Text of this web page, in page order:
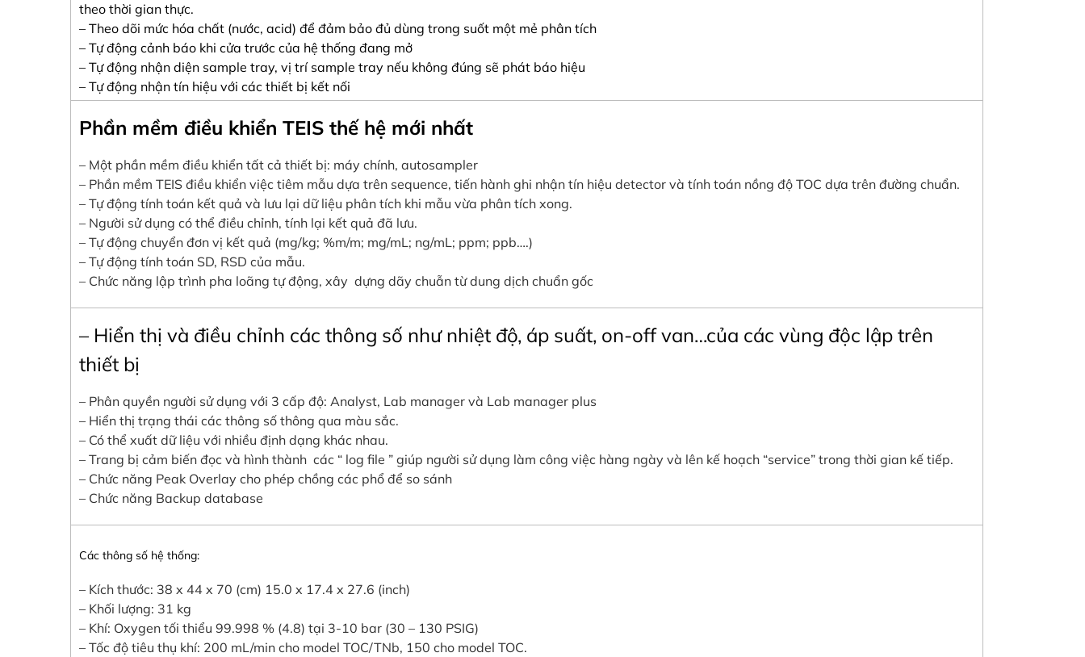
theo thời gian thực.
– Theo dõi mức hóa chất (nước, acid) để đảm bảo đủ dùng trong suốt một mẻ phân tích
– Tự động cảnh báo khi cửa trước của hệ thống đang mở
– Tự động nhận diện sample tray, vị trí sample tray nếu không đúng sẽ phát báo hiệu
– Tự động nhận tín hiệu với các thiết bị kết nối
Phần mềm điều khiển TEIS thế hệ mới nhất
– Một phần mềm điều khiển tất cả thiết bị: máy chính, autosampler
– Phần mềm TEIS điều khiển việc tiêm mẫu dựa trên sequence, tiến hành ghi nhận tín hiệu detector và tính toán nồng độ TOC dựa trên đường chuẩn.
– Tự động tính toán kết quả và lưu lại dữ liệu phân tích khi mẫu vừa phân tích xong.
– Người sử dụng có thể điều chỉnh, tính lại kết quả đã lưu.
– Tự động chuyển đơn vị kết quả (mg/kg; %m/m; mg/mL; ng/mL; ppm; ppb….)
– Tự động tính toán SD, RSD của mẫu.
– Chức năng lập trình pha loãng tự động, xây dựng dãy chuẫn từ dung dịch chuẩn gốc
– Hiển thị và điều chỉnh các thông số như nhiệt độ, áp suất, on-off van…của các vùng độc lập trên
thiết bị
– Phân quyền người sử dụng với 3 cấp độ: Analyst, Lab manager và Lab manager plus
– Hiển thị trạng thái các thông số thông qua màu sắc.
– Có thể xuất dữ liệu với nhiều định dạng khác nhau.
– Trang bị cảm biến đọc và hình thành các “ log file ” giúp người sử dụng làm công việc hàng ngày và lên kế hoạch “service” trong thời gian kế tiếp.
– Chức năng Peak Overlay cho phép chồng các phổ để so sánh
– Chức năng Backup database
Các thông số hệ thống:
– Kích thước: 38 x 44 x 70 (cm) 15.0 x 17.4 x 27.6 (inch)
– Khối lượng: 31 kg
– Khí: Oxygen tối thiểu 99.998 % (4.8) tại 3-10 bar (30 – 130 PSIG)
– Tốc độ tiêu thụ khí: 200 mL/min cho model TOC/TNb, 150 cho model TOC.